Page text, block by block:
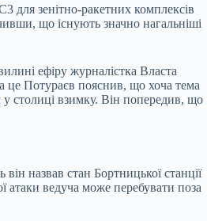
для зенітно-ракетних комплексів
що існують значно нагальніші
ефіру журналістка Власта
це Потураєв пояснив, що хоча тема
у столиці взимку. Він попередив, що
назвав стан Бортницької станції
атаки ведуча може перебувати поза